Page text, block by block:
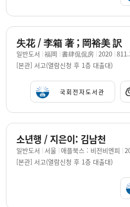
失花 / 李箱 著 ; 岡裕美 訳
일반도서 福岡 書肆侃侃房 2020
[본관] 서고(열람신청 후 1층 대출대)
국회전자도서관
소년행 / 지은이: 김남천
일반도서 서울 애플북스 : 비전비엔피
[본관] 서고(열람신청 후 1층 대출대)